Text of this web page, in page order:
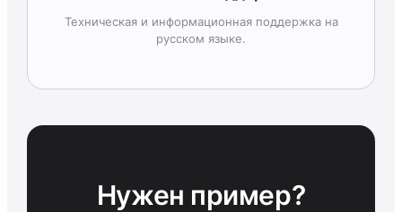
Техническая и информационная поддержка на
русском языке.
Нужен пример?